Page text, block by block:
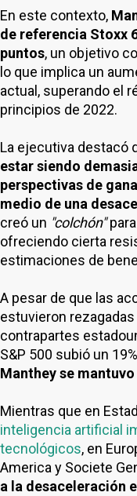
En este contexto,
de referencia Stoxx
puntos, un objetivo
lo que implica un
actual, superando el
principios de 2022.
La ejecutiva destacó
estar siendo
perspectivas de
medio de una
creó un "colchón"
ofreciendo cierta
estimaciones de
A pesar de que las
estuvieron
contrapartes
S&P 500 subió un
Manthey se
Mientras que en
inteligencia artificial
tecnológicos, en
America y Societe
a la desaceleración